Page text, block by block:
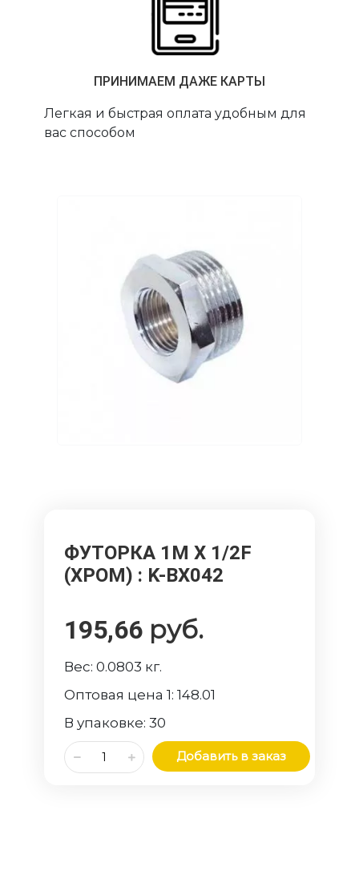
ПРИНИМАЕМ ДАЖЕ КАРТЫ
Легкая и быстрая оплата удобным для
вас способом
ФУТОРКА 1M X 1/2F
(ХРОМ) : K-BX042
195,66 руб.
Вес:0.0803 кг.
Оптовая цена 1:148.01
В упаковке:30
Добавить в заказ